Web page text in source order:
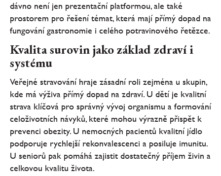
dávno není jen prezentační platformou, ale také
prostorem pro řešení témat, která mají přímý dopad na
fungování gastronomie i celého potravinového řetězce.
Kvalita surovin jako základ zdraví i
systému
Veřejné stravování hraje zásadní roli zejména u skupin,
kde má výživa přímý dopad na zdraví. U dětí je kvalitní
strava klíčová pro správný vývoj organismu a formování
celoživotních návyků, které mohou výrazně přispět k
prevenci obezity. U nemocných pacientů kvalitní jídlo
podporuje rychlejší rekonvalescenci a posiluje imunitu.
U seniorů pak pomáhá zajistit dostatečný příjem živin a
celkovou kvalitu života.